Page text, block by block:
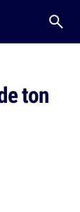
ton